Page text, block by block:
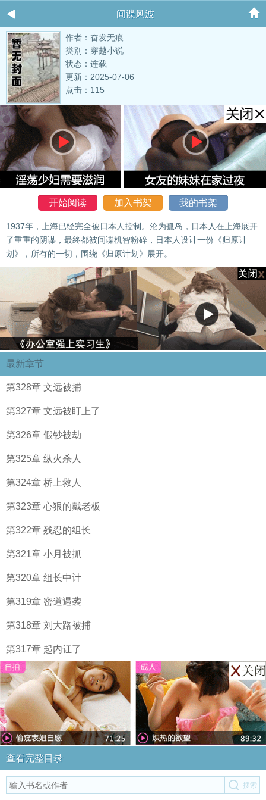
间谍风波
作者：奋发无痕
类别：穿越小说
状态：连载
更新：2025-07-06
点击：115
开始阅读 加入书架 我的书架
1937年，上海已经完全被日本人控制。沦为孤岛，日本人在上海展开
了重重的阴谋，最终都被间谍机智粉碎，日本人设计一份《归原计
划》，所有的一切，围绕《归原计划》展开。
最新章节
第328章 文远被捕
第327章 文远被盯上了
第326章 假钞被劫
第325章 纵火杀人
第324章 桥上救人
第323章 心狠的戴老板
第322章 残忍的组长
第321章 小月被抓
第320章 组长中计
第319章 密道遇袭
第318章 刘大路被捕
第317章 起内讧了
查看完整目录